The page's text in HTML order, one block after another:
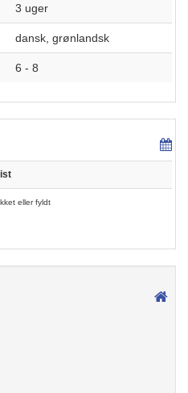
3 uger
dansk, grønlandsk
6 - 8
eller fyldt